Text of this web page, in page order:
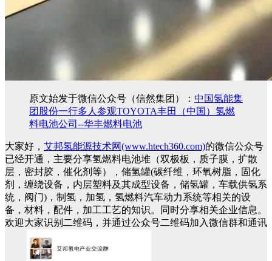
原文始发于微信公众号（信然集团）： 中国氢能集
团股份一行多人参观TOYOTA丰田（中国）氢燃
料电池公司--华丰燃料电池
大家好， 艾邦氢能源技术网(www.htech360.com)的微信公众号
已经开通，主要分享氢燃料电池堆（双极板，质子膜，扩散
层，密封胶，催化剂等），储氢罐(碳纤维，环氧树脂，固化
剂，缠绕设备，内层塑料及其成型设备，储氢罐，车载供氢系
统，阀门)，制氢，加氢，氢燃料汽车动力系统等相关的设
备，材料，配件，加工工艺的知识。同时分享相关企业信息。
欢迎大家识别二维码，并通过公众号二维码加入微信群和通讯